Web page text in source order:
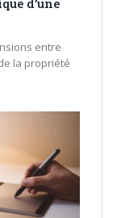
entre
la propriété